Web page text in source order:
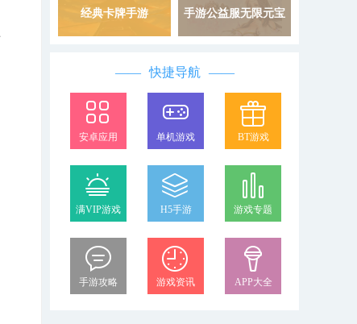
经典卡牌手游 详情 »
手游公益服无限元宝
快捷导航
安卓应用 单机游戏 BT游戏
满VIP游戏 H5手游 游戏专题
手游攻略 游戏资讯 APP大全